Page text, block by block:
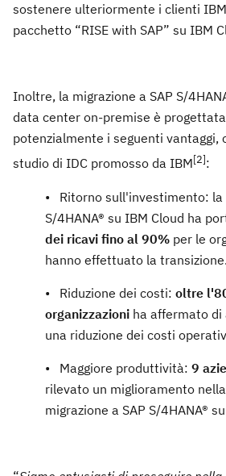
sostenere ulteriormente i clienti
pacchetto “RISE with SAP” su IBM
Inoltre, la migrazione a SAP S/
data center on-premise è
potenzialmente i seguenti vantaggi,
studio di IDC promosso da IBM[2]:
• Ritorno sull'investimento: la
S/4HANA® su IBM Cloud ha
dei ricavi fino al 90% per le
hanno effettuato la transizione.
• Riduzione dei costi: oltre
organizzazioni ha affermato
una riduzione dei costi
• Maggiore produttività: 9
rilevato un miglioramento
migrazione a SAP S/4HANA®